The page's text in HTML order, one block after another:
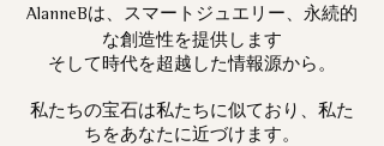
AlanneBは、スマートジュエリー、永続的
な創造性を提供します
そして時代を超越した情報源から。
私たちの宝石は私たちに似ており、私た
ちをあなたに近づけます。